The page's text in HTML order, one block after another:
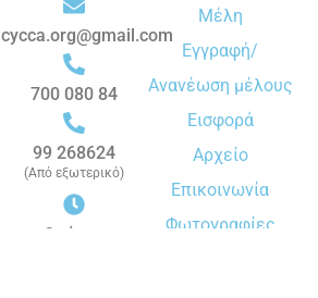
cycca.org@gmail.com
700 080 84
99 268624
(Από εξωτερικό)
Ωράριο:
Μέλη
Εγγραφή/
Ανανέωση μέλους
Εισφορά
Αρχείο
Επικοινωνία
Φωτογραφίες